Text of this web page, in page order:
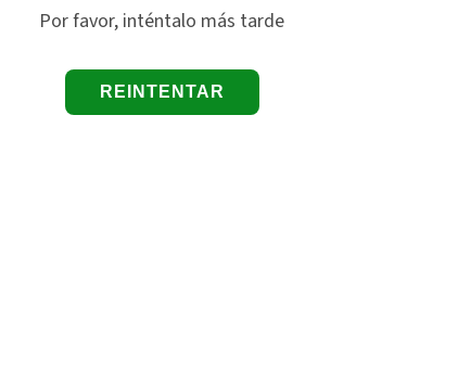
Por favor, inténtalo más tarde
REINTENTAR